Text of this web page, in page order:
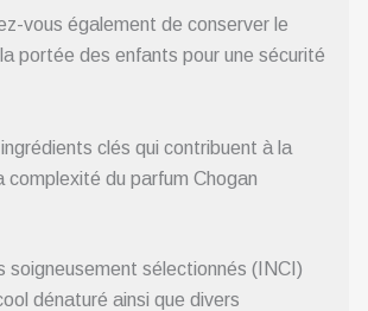
vous également de conserver le
portée des enfants pour une sécurité
clés qui contribuent à la
complexité du parfum Chogan
soigneusement sélectionnés (INCI)
dénaturé ainsi que divers